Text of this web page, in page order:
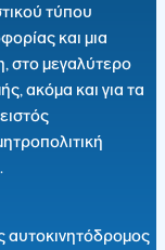
τύπου
και μια
στο μεγαλύτερο
ακόμα και για τα
αυτοκινητόδρομος